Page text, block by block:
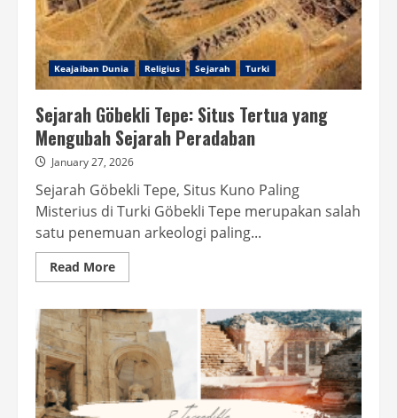
Keajaiban Dunia Religius Sejarah Turki
Sejarah Göbekli Tepe: Situs Tertua yang
Mengubah Sejarah Peradaban
January 27, 2026
Sejarah Göbekli Tepe, Situs Kuno Paling
Misterius di Turki Göbekli Tepe merupakan salah
satu penemuan arkeologi paling...
Read MoreRead
more
Göbekli
Tepe:
Situs
Tertua
yang
Mengubah
Sejarah
Peradaban